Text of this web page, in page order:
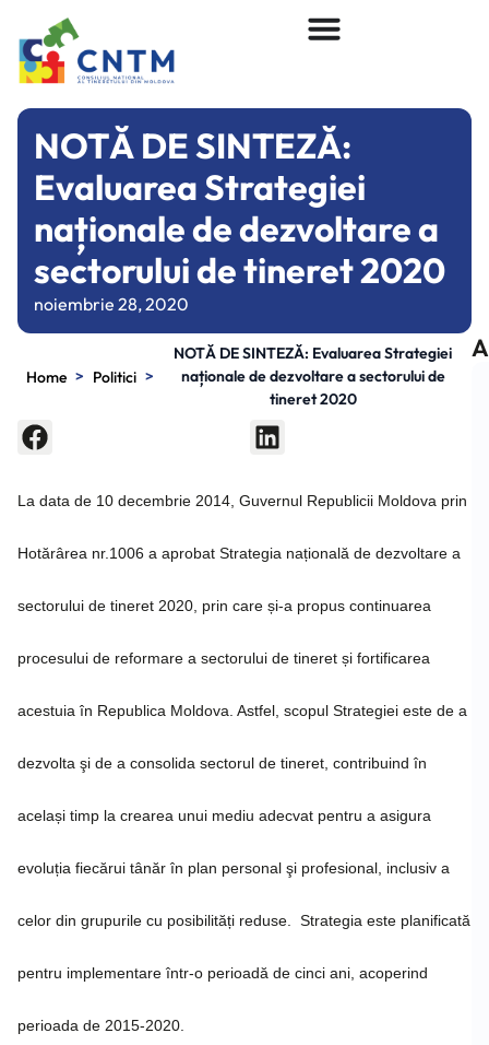
NOTĂ DE SINTEZĂ:
Evaluarea Strategiei
naționale de dezvoltare a
sectorului de tineret 2020
noiembrie 28, 2020
Home > Politici >
NOTĂ DE SINTEZĂ: Evaluarea Strategiei
naționale de dezvoltare a sectorului de
tineret 2020
La data de 10 decembrie 2014, Guvernul Republicii Moldova prin
Hotărârea nr.1006 a aprobat Strategia națională de dezvoltare a
sectorului de tineret 2020, prin care și-a propus continuarea
procesului de reformare a sectorului de tineret și fortificarea
acestuia în Republica Moldova. Astfel, scopul Strategiei este de a
dezvolta şi de a consolida sectorul de tineret, contribuind în
același timp la crearea unui mediu adecvat pentru a asigura
evoluția fiecărui tânăr în plan personal şi profesional, inclusiv a
celor din grupurile cu posibilități reduse. Strategia este planificată
pentru implementare într-o perioadă de cinci ani, acoperind
perioada de 2015-2020.